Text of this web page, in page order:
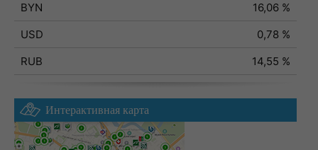
BYN
16,06 %
USD
0,78 %
RUB
14,55 %
Интерактивная карта